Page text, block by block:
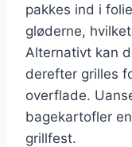
pakkes ind i
gløderne,
Alternativt kan
derefter grilles
overflade.
bagekartofler
grillfest.